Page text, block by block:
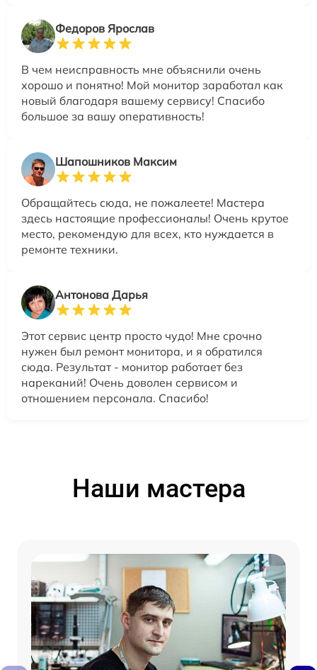
Федоров Ярослав
В чем неисправность мне объяснили очень
хорошо и понятно! Мой монитор заработал как
новый благодаря вашему сервису! Спасибо
большое за вашу оперативность!
Шапошников Максим
Обращайтесь сюда, не пожалеете! Мастера
здесь настоящие профессионалы! Очень крутое
место, рекомендую для всех, кто нуждается в
ремонте техники.
Антонова Дарья
Этот сервис центр просто чудо! Мне срочно
нужен был ремонт монитора, и я обратился
сюда. Результат - монитор работает без
нареканий! Очень доволен сервисом и
отношением персонала. Спасибо!
Наши мастера